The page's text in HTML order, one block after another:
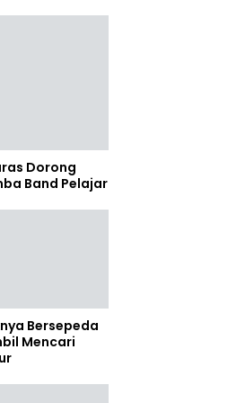
Dorong
Band Pelajar
Bersepeda
Mencari